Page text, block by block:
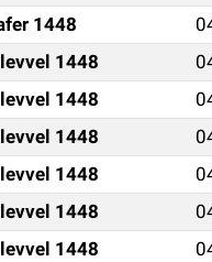
1448
1448
1448
1448
1448
1448
1448